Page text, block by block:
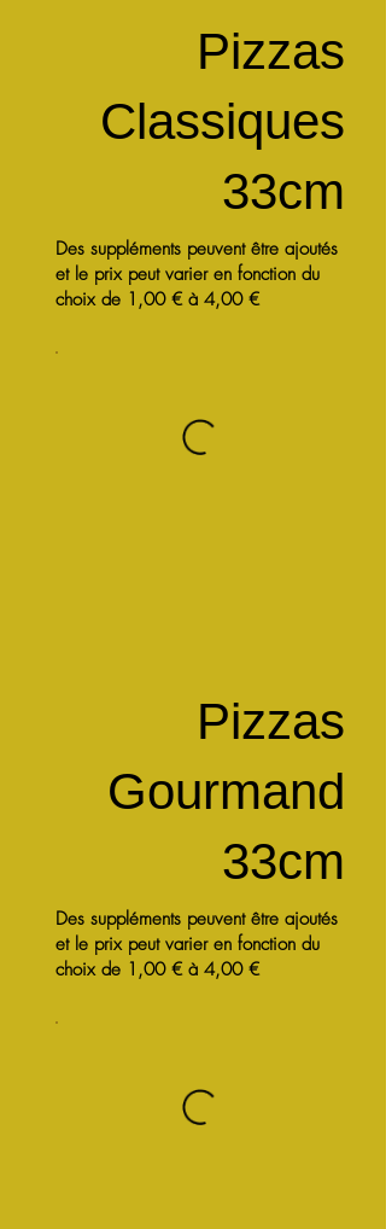
Pizzas
Classiques
33cm
Des suppléments peuvent être ajoutés
et le prix peut varier en fonction du
choix de 1,00 € à 4,00 €
Pizzas
Gourmand
33cm
Des suppléments peuvent être ajoutés
et le prix peut varier en fonction du
choix de 1,00 € à 4,00 €